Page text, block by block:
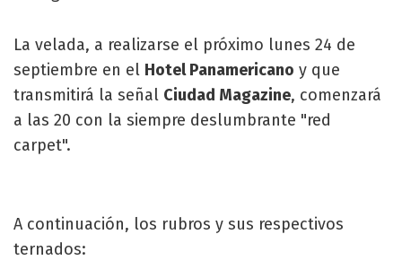
La velada, a realizarse el próximo lunes 24 de
septiembre en el Hotel Panamericano y que
transmitirá la señal Ciudad Magazine, comenzará
a las 20 con la siempre deslumbrante "red
carpet".
A continuación, los rubros y sus respectivos
ternados: